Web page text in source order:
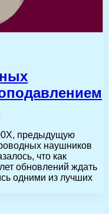
предыдущую
наушников
что как
обновлений ждать
одними из лучших